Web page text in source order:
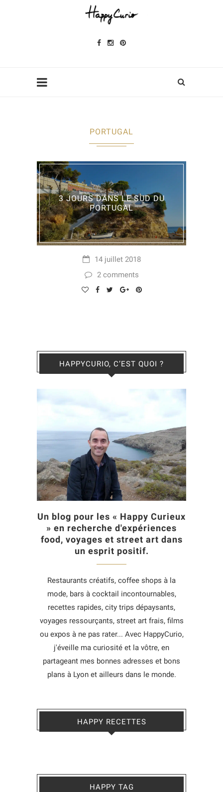
PORTUGAL
3 JOURS DANS LE SUD DU
PORTUGAL
14 juillet 2018
2 comments
HAPPYCURIO, C’EST QUOI ?
Un blog pour les « Happy Curieux
» en recherche d'expériences
food, voyages et street art dans
un esprit positif.
Restaurants créatifs, coffee shops à la
mode, bars à cocktail incontournables,
recettes rapides, city trips dépaysants,
voyages ressourçants, street art frais, films
ou expos à ne pas rater... Avec HappyCurio,
j'éveille ma curiosité et la vôtre, en
partageant mes bonnes adresses et bons
plans à Lyon et ailleurs dans le monde.
HAPPY RECETTES
HAPPY TAG